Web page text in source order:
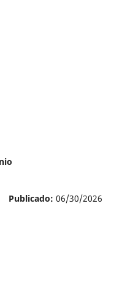
Publicado: 06/30/2026